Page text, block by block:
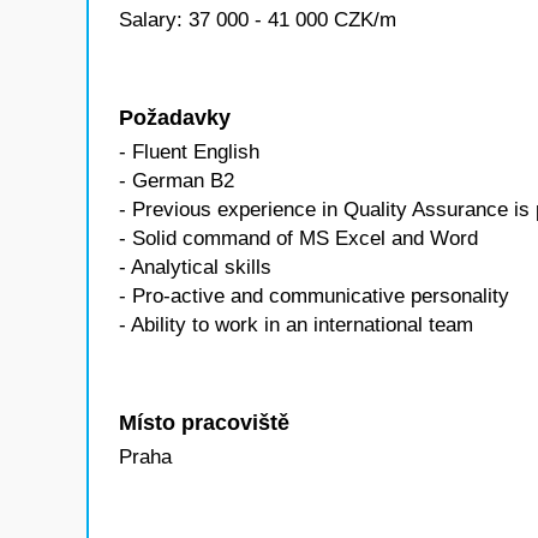
Salary: 37 000 - 41 000 CZK/m
Požadavky
- Fluent English
- German B2
- Previous experience in Quality Assurance is
- Solid command of MS Excel and Word
- Analytical skills
- Pro-active and communicative personality
- Ability to work in an international team
Místo pracoviště
Praha